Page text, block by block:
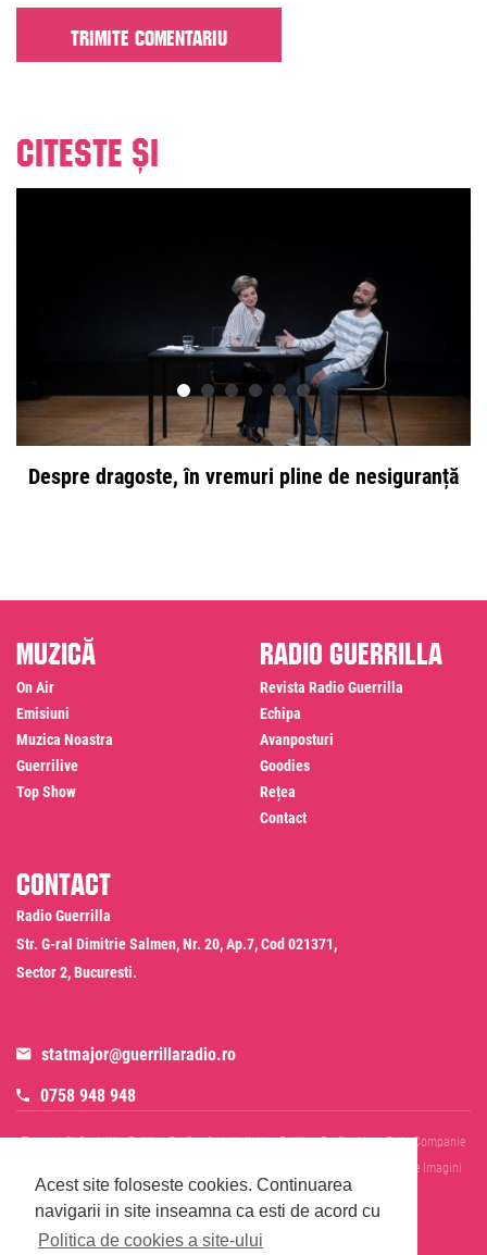
Acest site foloseste cookies. Continuarea
navigarii in site inseamna ca esti de acord cu
Politica de cookies a site-ului
Citeste și
Despre dragoste, în vremuri pline de nesiguranță
Muzică
On Air
Emisiuni
Muzica Noastra
Guerrilive
Top Show
Radio Guerrilla
Revista Radio Guerrilla
Echipa
Avanposturi
Goodies
Rețea
Contact
Contact
Radio Guerrilla
Str. G-ral Dimitrie Salmen, Nr. 20, Ap.7, Cod 021371,
Sector 2, Bucuresti.
statmajor@guerrillaradio.ro
0758 948 948
Termeni Si Conditii Politica De Confidentialitate Politica De Cookies
Date Companie
Informare Prelucrare Imagini
Evenimente
Cod Deontologic